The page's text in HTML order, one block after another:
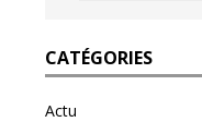
CATÉGORIES
Actu